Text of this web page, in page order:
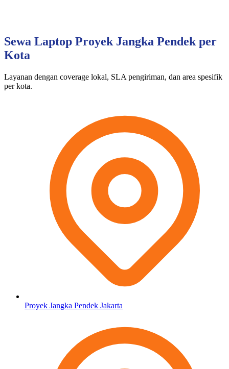
Sewa Laptop Proyek Jangka Pendek per
Kota
Layanan dengan coverage lokal, SLA pengiriman, dan area spesifik
per kota.
Proyek Jangka Pendek Jakarta